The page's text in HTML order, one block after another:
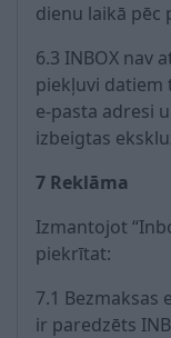
dienu laikā pēc
6.3 INBOX nav
piekļuvi datiem
e-pasta adresi
izbeigtas
7 Reklāma
Izmantojot
piekrītat:
7.1 Bezmaksas
ir paredzēts